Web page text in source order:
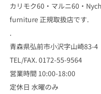
カリモク60・マルニ60・
furniture 正規取扱店です.
.
青森県弘前市小沢字山崎83-4
TEL/FAX. 0172-55-9564
営業時間 10:00-18:00
定休日 水曜のみ